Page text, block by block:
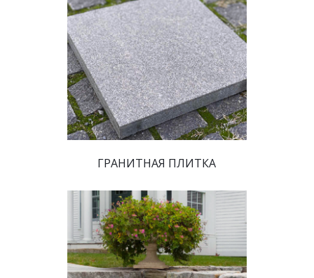
​ГРАНИТНАЯ ПЛИТКА